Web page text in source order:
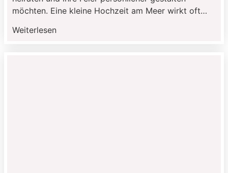
möchten. Eine kleine Hochzeit am Meer wirkt oft
Anforderungen mit sich. Vor allem die Wahl
Weiterlesen